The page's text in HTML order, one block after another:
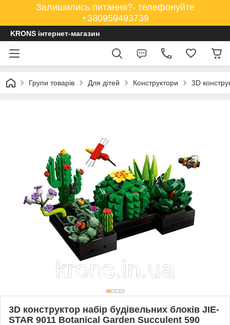
Залишились питання?- телефонуйте
+380959493739
KRONS інтернет-магазин
Групи товарів Для дітей Конструктори 3D
3D конструктор набір будівельних блоків JIE-
STAR 9011 Botanical Garden Succulent 590